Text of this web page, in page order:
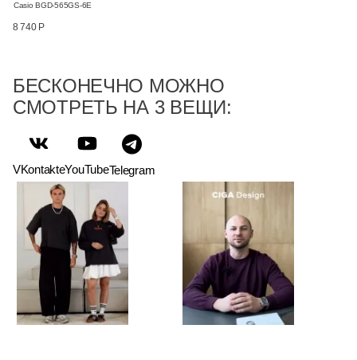
Casio BGD-565GS-6E
8 740 Р
БЕСКОНЕЧНО МОЖНО
СМОТРЕТЬ НА 3 ВЕЩИ:
VKontakteYouTubeTelegram